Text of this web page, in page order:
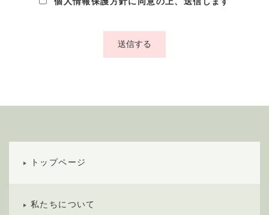
収集にあたっては、利用目的を明確にし、その目的の
個人の利益を侵害する可能性が高い機微な情報は、本
人の明確な同意がある場合または法令等の裏付けがあ
■個人情報の管理について
手した個人情報は、正確な状態に保ち、不正アクセ
ス、紛失・破壊・改ざんおよび漏洩等を防止するため
トップページ
私たちについて